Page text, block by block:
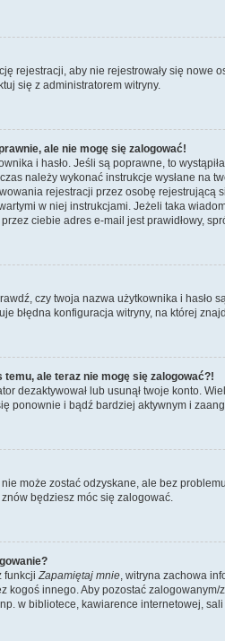
rejestracji, aby nie rejestrowały się
się z administratorem witryny.
ale nie mogę się zalogować!
i hasło. Jeśli są poprawne, to
należy wykonać instrukcje wysłane na
rejestracji przez osobę rejestrującą
w niej instrukcjami. Jeżeli taka
ciebie adres e-mail jest prawidłowy,
czy twoja nazwa użytkownika i hasło
błędna konfiguracja witryny, na której
ale teraz nie mogę się zalogować?!
dezaktywował lub usunął twoje konto.
ponownie i bądź bardziej aktywnym i
może zostać odzyskane, ale bez
będziesz móc się zalogować.
funkcji Zapamiętaj mnie , witryna zachowa
kogoś innego. Aby pozostać
w bibliotece, kawiarence internetowej,